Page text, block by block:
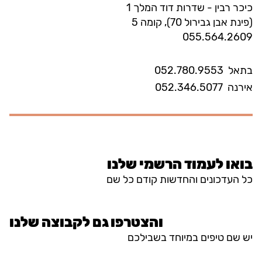
בואו לעמוד הרשמי שלנו
כל העדכונים והחדשות קודם כל שם
והצטרפו גם לקבוצה שלנו
יש שם טיפים במיוחד בשבילכם
כיכר רבין - שדרות דוד המלך 1
(פינת אבן גבירול 70), קומה 5
055.564.2609
בתאל 052.780.9553
אירנה 052.346.5077